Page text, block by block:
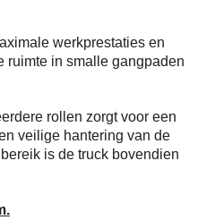
werkprestaties en
ruimte in smalle gangpaden
rollen zorgt voor een
veilige hantering van de
is de truck bovendien